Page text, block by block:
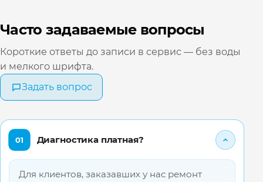
Часто задаваемые вопросы
Короткие ответы до записи в сервис — без воды
и мелкого шрифта.
Задать вопрос
01 Диагностика платная?
Для клиентов, заказавших у нас ремонт